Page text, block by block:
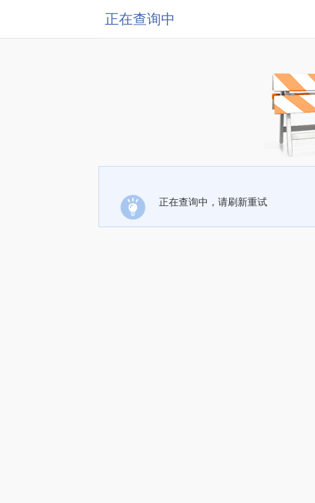
正在查询中
正在查询中，请刷新重试